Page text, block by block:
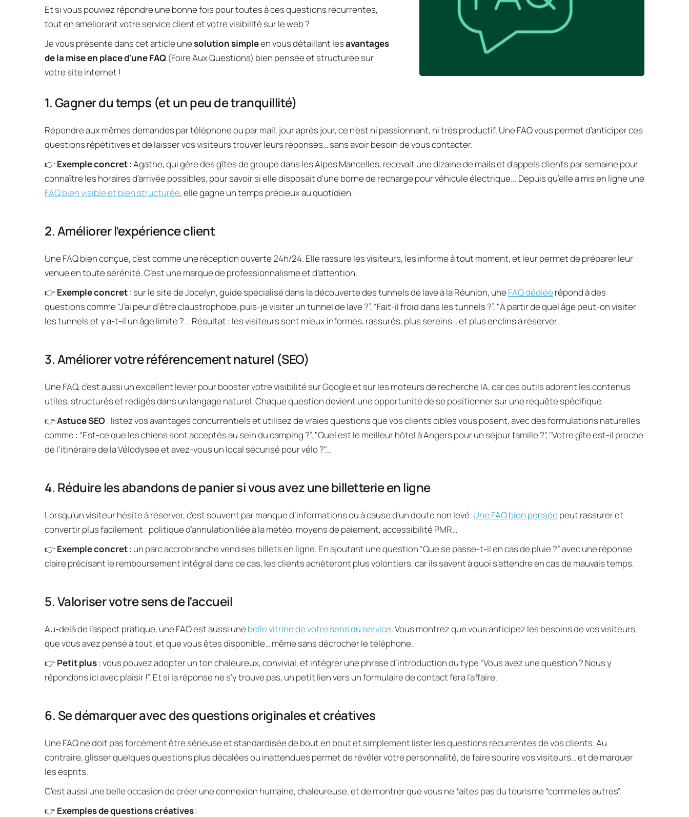
Et si vous pouviez répondre une bonne fois pour toutes à ces questions récurrentes,
tout en améliorant votre service client et votre visibilité sur le web ?
Je vous présente dans cet article une solution simple en vous détaillant les avantages
de la mise en place d'une FAQ (Foire Aux Questions) bien pensée et structurée sur
votre site internet !
1. Gagner du temps (et un peu de tranquillité)
Répondre aux mêmes demandes par téléphone ou par mail, jour après jour, ce n’est ni passionnant, ni très productif. Une FAQ vous permet d’anticiper ces
questions répétitives et de laisser vos visiteurs trouver leurs réponses… sans avoir besoin de vous contacter.
👉 Exemple concret : Agathe, qui gère des gîtes de groupe dans les Alpes Mancelles, recevait une dizaine de mails et d'appels clients par semaine pour
FAQ bien visible et bien structurée, elle gagne un temps précieux au quotidien !
2. Améliorer l’expérience client
Une FAQ bien conçue, c’est comme une réception ouverte 24h/24. Elle rassure les visiteurs, les informe à tout moment, et leur permet de préparer leur
venue en toute sérénité. C’est une marque de professionnalisme et d’attention.
👉 Exemple concret : sur le site de Jocelyn, guide spécialisé dans la découverte des tunnels de lave à la Réunion, une FAQ dédiée répond à des
questions comme “J’ai peur d’être claustrophobe, puis-je visiter un tunnel de lave ?”, “Fait-il froid dans les tunnels ?”, "À partir de quel âge peut-on visiter
les tunnels et y a-t-il un âge limite ?... Résultat : les visiteurs sont mieux informés, rassurés, plus sereins… et plus enclins à réserver.
3. Améliorer votre référencement naturel (SEO)
Une FAQ, c’est aussi un excellent levier pour booster votre visibilité sur Google et sur les moteurs de recherche IA, car ces outils adorent les contenus
utiles, structurés et rédigés dans un langage naturel. Chaque question devient une opportunité de se positionner sur une requête spécifique.
👉 Astuce SEO : listez vos avantages concurrentiels et utilisez de vraies questions que vos clients cibles vous posent, avec des formulations naturelles
comme : “Est-ce que les chiens sont acceptés au sein du camping ?”, "Quel est le meilleur hôtel à Angers pour un séjour famille ?", "Votre gîte est-il proche
de l’itinéraire de la Vélodysée et avez-vous un local sécurisé pour vélo ?"...
4. Réduire les abandons de panier si vous avez une billetterie en ligne
Lorsqu’un visiteur hésite à réserver, c’est souvent par manque d’informations ou à cause d’un doute non levé. Une FAQ bien pensée peut rassurer et
convertir plus facilement : politique d’annulation liée à la météo, moyens de paiement, accessibilité PMR…
👉 Exemple concret : un parc accrobranche vend ses billets en ligne. En ajoutant une question “Que se passe-t-il en cas de pluie ?” avec une réponse
claire précisant le remboursement intégral dans ce cas, les clients achèteront plus volontiers, car ils savent à quoi s’attendre en cas de mauvais temps.
5. Valoriser votre sens de l’accueil
Au-delà de l’aspect pratique, une FAQ est aussi une belle vitrine de votre sens du service. Vous montrez que vous anticipez les besoins de vos visiteurs,
que vous avez pensé à tout, et que vous êtes disponible… même sans décrocher le téléphone.
👉 Petit plus : vous pouvez adopter un ton chaleureux, convivial, et intégrer une phrase d’introduction du type “Vous avez une question ? Nous y
répondons ici avec plaisir !”. Et si la réponse ne s’y trouve pas, un petit lien vers un formulaire de contact fera l’affaire.
6. Se démarquer avec des questions originales et créatives
Une FAQ ne doit pas forcément être sérieuse et standardisée de bout en bout et simplement lister les questions récurrentes de vos clients. Au
contraire, glisser quelques questions plus décalées ou inattendues permet de révéler votre personnalité, de faire sourire vos visiteurs… et de marquer
les esprits.
C’est aussi une belle occasion de créer une connexion humaine, chaleureuse, et de montrer que vous ne faites pas du tourisme “comme les autres”.
👉 Exemples de questions créatives :